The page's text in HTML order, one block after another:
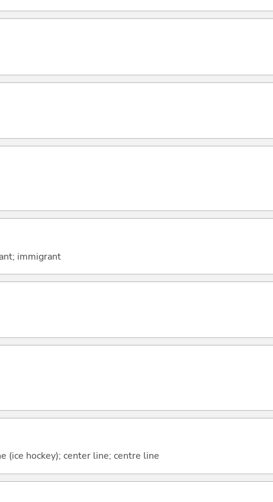
immigrant
(ice hockey); center line; centre line